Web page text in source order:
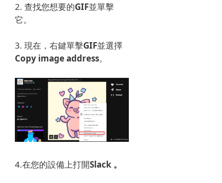
2. 查找您想要的GIF並單擊
它。
3. 現在，右鍵單擊GIF並選擇
Copy image address。
4.在您​​的設備上打開Slack 。